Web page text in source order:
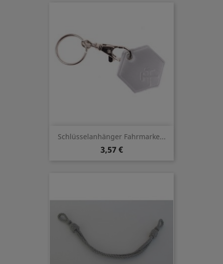
Schlüsselanhänger Fahrmarke...
3,57 €